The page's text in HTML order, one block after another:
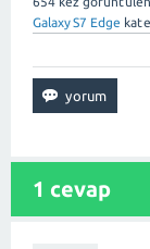
Galaxy S7 Edge
1 cevap